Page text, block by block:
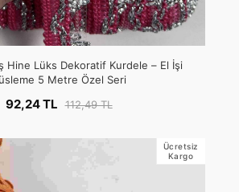
Hine Lüks Dekoratif Kurdele – El İşi
5 Metre Özel Seri
92,24 TL 112,49 TL
Ücretsiz
Kargo